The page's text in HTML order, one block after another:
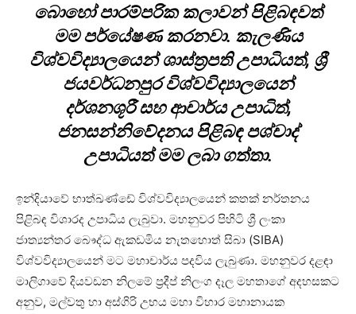
බොහෝ පාරම්පරික කලාවන් පිළිබඳවත්
මම පර්යේෂණ කරනවා. කැලණිය
විශ්වවිද්‍යාලයෙන් ශාස්ත්‍රපති උපාධියත්, ශ්‍රී
ජයවර්ධනපුර විශ්වවිද්‍යාලයෙන්
දර්ශනශූරී සහ ආචාර්ය උපාධිත්,
ජනසන්නිවේදනය පිළිබඳ පශ්චාද්
උපාධියත් මම ලබා ගත්තා.
ඉන්දියා‍වේ භාත්ඛණ්ඩේ විශ්වවිද්‍යාලයෙන් කතක් නර්තනය
පිළිබඳ විශාරද උපාධිය ලැබුවා. මහනුවර පිහිටි ශ්‍රී ලංකා
ජාත්‍යන්තර බෞද්ධ ඇකඩමිය නැතහොත් සිබා (SIBA)
විශ්වවිද්‍යාලයෙන් මට මහාචාර්ය පදවිය ලැබුණා. මහනුවර දළඳා
මාලිගාවේ දියවඩන නිලමේ ප්‍රදීප් නිලංග දෑල මහතාගේ අදහසකට
අනුව, මල්වතු හා අස්ගිරි උභය මහා විහාර මහානායක